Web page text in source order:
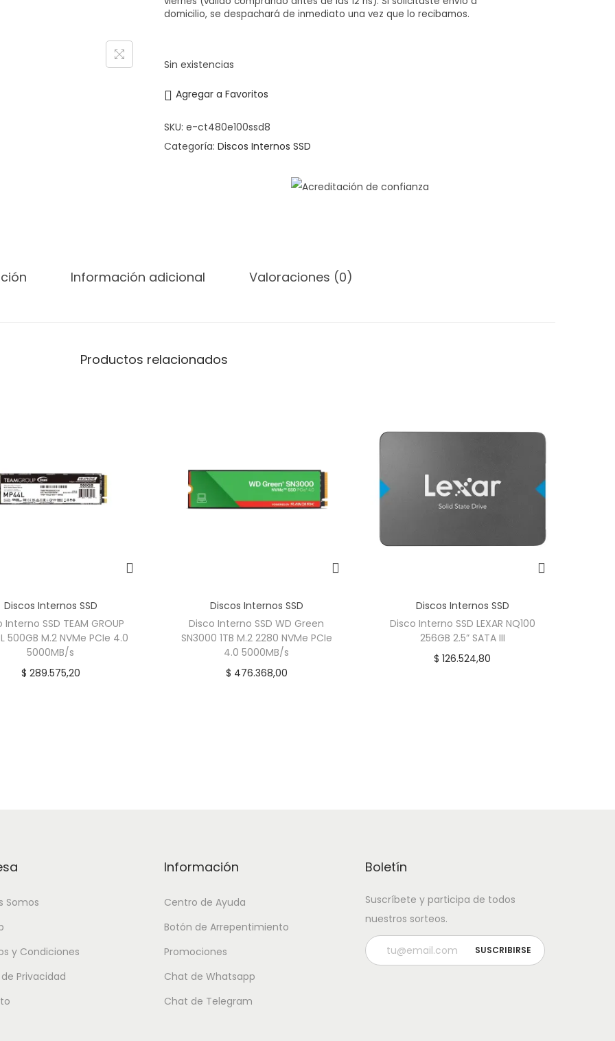
domicilio, se despachará de inmediato una vez que lo recibamos.
Sin existencias
Agregar a Favoritos
SKU: e-ct480e100ssd8
Categoría: Discos Internos SSD
Información adicional Valoraciones (0)
Productos relacionados
Discos Internos SSD
Interno SSD TEAM GROUP
500GB M.2 NVMe PCIe 4.0
5000MB/s
$ 289.575,20
Discos Internos SSD
Disco Interno SSD WD Green
SN3000 1TB M.2 2280 NVMe PCIe
4.0 5000MB/s
$ 476.368,00
Discos Internos SSD
Disco Interno SSD LEXAR NQ100
256GB 2.5” SATA III
$ 126.524,80
Somos
y Condiciones
Privacidad
Información
Centro de Ayuda
Botón de Arrepentimiento
Promociones
Chat de Whatsapp
Chat de Telegram
Boletín
Suscríbete y participa de todos
nuestros sorteos.